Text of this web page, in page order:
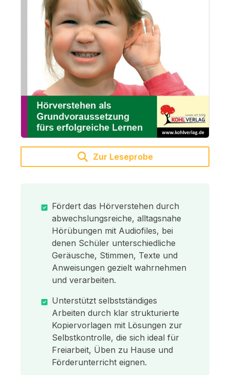
Zur Leseprobe
Fördert das Hörverstehen durch
abwechslungsreiche, alltagsnahe
Hörübungen mit Audiofiles, bei
denen Schüler unterschiedliche
Geräusche, Stimmen, Texte und
Anweisungen gezielt wahrnehmen
und verarbeiten.
Unterstützt selbstständiges
Arbeiten durch klar strukturierte
Kopiervorlagen mit Lösungen zur
Selbstkontrolle, die sich ideal für
Freiarbeit, Üben zu Hause und
Förderunterricht eignen.